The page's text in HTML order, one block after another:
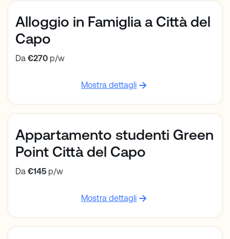
Alloggio in Famiglia a Città del
Capo
Da €270 p/w
Mostra dettagli
Appartamento studenti Green
Point Città del Capo
Da €145 p/w
Mostra dettagli